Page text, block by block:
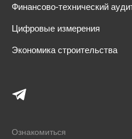
Финансово-технический
Цифровые измерения
Экономика строительства
Ознакомиться